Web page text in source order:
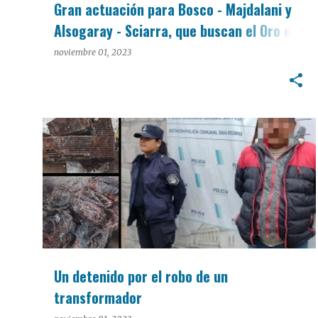
Gran actuación para Bosco - Majdalani y
Alsogaray - Sciarra, que buscan el Oro en
los Panamericanos
noviembre 01, 2023
Un detenido por el robo de un
transformador
POLICIALES